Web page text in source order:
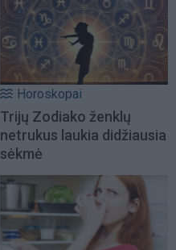
Horoskopai
Trijų Zodiako ženklų
netrukus laukia didžiausia
sėkmė